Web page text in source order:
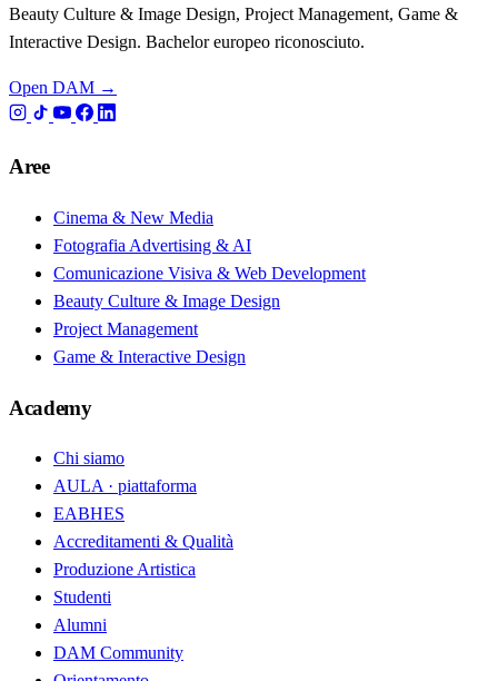
Beauty Culture & Image Design, Project Management, Game &
Interactive Design. Bachelor europeo riconosciuto.
Open DAM →
Aree
Cinema & New Media
Fotografia Advertising & AI
Comunicazione Visiva & Web Development
Beauty Culture & Image Design
Project Management
Game & Interactive Design
Academy
Chi siamo
AULA · piattaforma
EABHES
Accreditamenti & Qualità
Produzione Artistica
Studenti
Alumni
DAM Community